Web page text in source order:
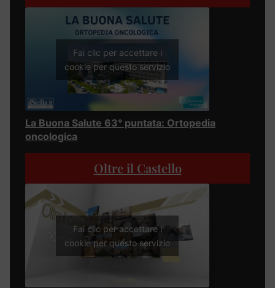
Fai clic per accettare i
cookie per questo servizio
La Buona Salute 63° puntata: Ortopedia
oncologica
Oltre il Castello
Fai clic per accettare i
cookie per questo servizio